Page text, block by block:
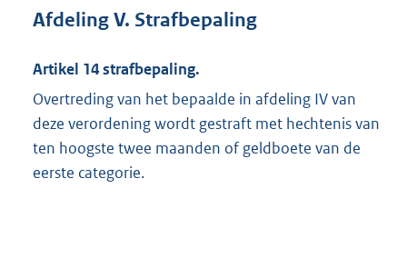
Afdeling V. Strafbepaling
Artikel 14 strafbepaling.
Overtreding van het bepaalde in afdeling IV van
deze verordening wordt gestraft met hechtenis van
ten hoogste twee maanden of geldboete van de
eerste categorie.